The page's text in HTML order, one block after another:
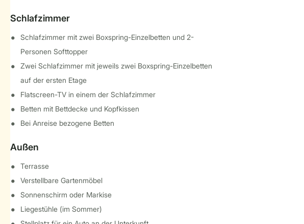
Schlafzimmer
Schlafzimmer mit zwei Boxspring-Einzelbetten und 2-
Personen Softtopper
Zwei Schlafzimmer mit jeweils zwei Boxspring-Einzelbetten
auf der ersten Etage
Flatscreen-TV in einem der Schlafzimmer
Betten mit Bettdecke und Kopfkissen
Bei Anreise bezogene Betten
Außen
Terrasse
Verstellbare Gartenmöbel
Sonnenschirm oder Markise
Liegestühle (im Sommer)